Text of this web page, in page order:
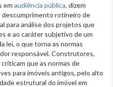
em audiência pública, dizem
rotineiro de
para análise dos projetos que
e ao caráter subjetivo de um
lei, o que torna as normas
responsável. Construtores,
que as normas de
para imóveis antigos, pelo alto
estrutural do imóvel em